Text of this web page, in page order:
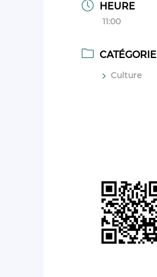
HEURE
11:00
CATÉGORIE
Culture